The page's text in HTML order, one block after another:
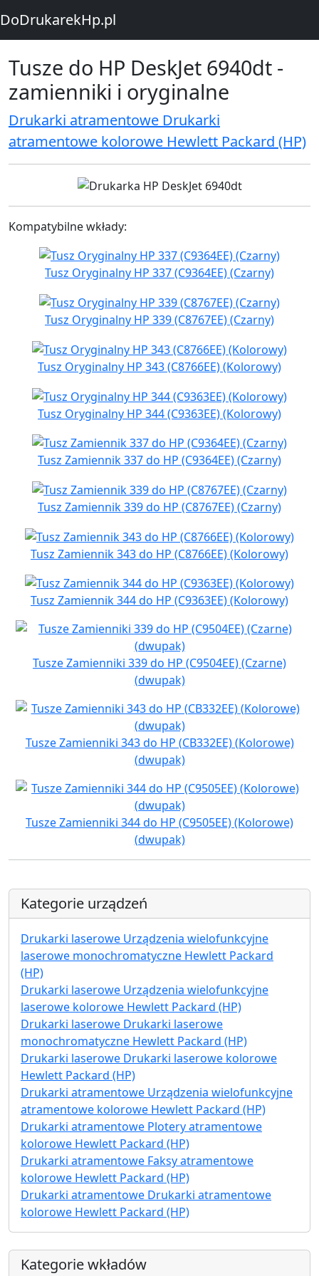
DoDrukarekHp.pl
Tusze do HP DeskJet 6940dt -
zamienniki i oryginalne
Drukarki atramentowe Drukarki
atramentowe kolorowe Hewlett Packard (HP)
Kompatybilne wkłady:
Tusz Oryginalny HP 337 (C9364EE) (Czarny)
Tusz Oryginalny HP 339 (C8767EE) (Czarny)
Tusz Oryginalny HP 343 (C8766EE) (Kolorowy)
Tusz Oryginalny HP 344 (C9363EE) (Kolorowy)
Tusz Zamiennik 337 do HP (C9364EE) (Czarny)
Tusz Zamiennik 339 do HP (C8767EE) (Czarny)
Tusz Zamiennik 343 do HP (C8766EE) (Kolorowy)
Tusz Zamiennik 344 do HP (C9363EE) (Kolorowy)
Tusze Zamienniki 339 do HP (C9504EE) (Czarne)
(dwupak)
Tusze Zamienniki 343 do HP (CB332EE) (Kolorowe)
(dwupak)
Tusze Zamienniki 344 do HP (C9505EE) (Kolorowe)
(dwupak)
Kategorie urządzeń
Drukarki laserowe Urządzenia wielofunkcyjne
laserowe monochromatyczne Hewlett Packard
(HP)
Drukarki laserowe Urządzenia wielofunkcyjne
laserowe kolorowe Hewlett Packard (HP)
Drukarki laserowe Drukarki laserowe
monochromatyczne Hewlett Packard (HP)
Drukarki laserowe Drukarki laserowe kolorowe
Hewlett Packard (HP)
Drukarki atramentowe Urządzenia wielofunkcyjne
atramentowe kolorowe Hewlett Packard (HP)
Drukarki atramentowe Plotery atramentowe
kolorowe Hewlett Packard (HP)
Drukarki atramentowe Faksy atramentowe
kolorowe Hewlett Packard (HP)
Drukarki atramentowe Drukarki atramentowe
kolorowe Hewlett Packard (HP)
Kategorie wkładów